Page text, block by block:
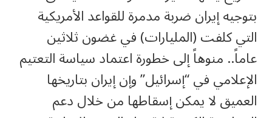
بتوجيه إيران ضربة مدمرة للقواعد الأمريكية
التي كلفت (المليارات) في غضون ثلاثين
عاماً.. منوهاً إلى خطورة اعتماد سياسة التعتيم
الإعلامي في “إسرائيل” وإن إيران بتاريخها
العميق لا يمكن إسقاطها من خلال دعم